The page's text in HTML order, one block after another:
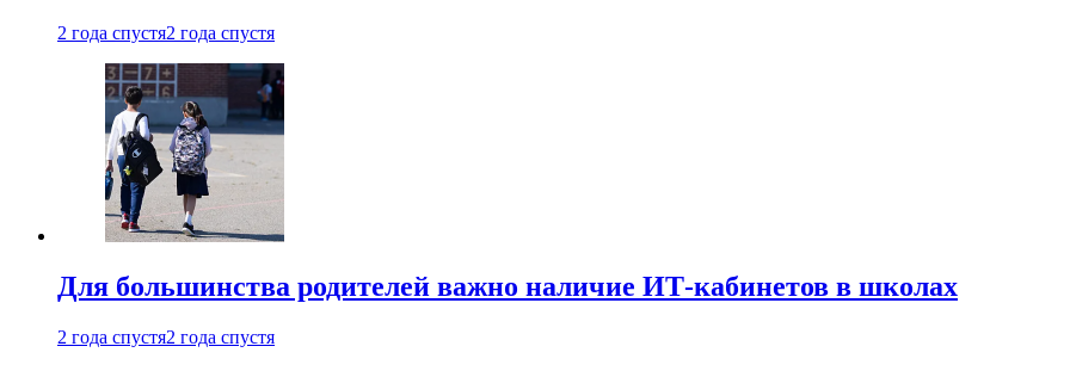
2 года спустя2 года спустя
Для большинства родителей важно наличие ИТ-кабинетов в школах
2 года спустя2 года спустя